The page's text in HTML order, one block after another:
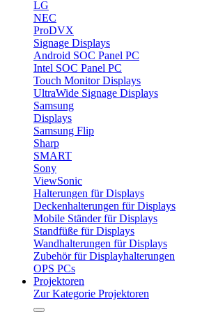
LG
NEC
ProDVX
Signage Displays
Android SOC Panel PC
Intel SOC Panel PC
Touch Monitor Displays
UltraWide Signage Displays
Samsung
Displays
Samsung Flip
Sharp
SMART
Sony
ViewSonic
Halterungen für Displays
Deckenhalterungen für Displays
Mobile Ständer für Displays
Standfüße für Displays
Wandhalterungen für Displays
Zubehör für Displayhalterungen
OPS PCs
Projektoren
Zur Kategorie Projektoren